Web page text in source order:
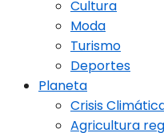
Cultura
Moda
Turismo
Deportes
Planeta
Crisis
Agricultura